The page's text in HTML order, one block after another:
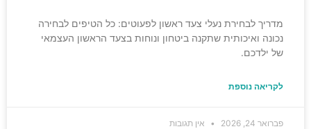
מדריך לבחירת נעלי צעד ראשון לפעוטים: כל הטיפים לבחירה
נכונה ואיכותית שתקנה ביטחון ונוחות בצעד הראשון העצמאי
של ילדכם.
לקריאה נוספת
פברואר 24, 2026 אין תגובות